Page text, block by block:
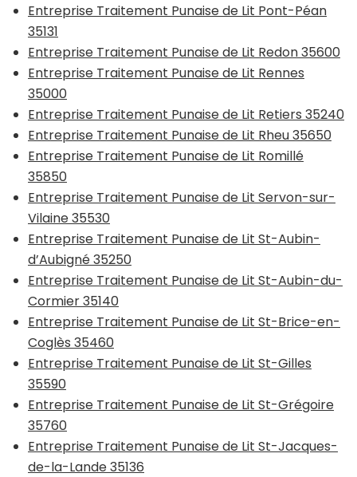
Entreprise Traitement Punaise de Lit Pont-Péan
35131
Entreprise Traitement Punaise de Lit Redon 35600
Entreprise Traitement Punaise de Lit Rennes
35000
Entreprise Traitement Punaise de Lit Retiers 35240
Entreprise Traitement Punaise de Lit Rheu 35650
Entreprise Traitement Punaise de Lit Romillé
35850
Entreprise Traitement Punaise de Lit Servon-sur-
Vilaine 35530
Entreprise Traitement Punaise de Lit St-Aubin-
d’Aubigné 35250
Entreprise Traitement Punaise de Lit St-Aubin-du-
Cormier 35140
Entreprise Traitement Punaise de Lit St-Brice-en-
Coglès 35460
Entreprise Traitement Punaise de Lit St-Gilles
35590
Entreprise Traitement Punaise de Lit St-Grégoire
35760
Entreprise Traitement Punaise de Lit St-Jacques-
de-la-Lande 35136